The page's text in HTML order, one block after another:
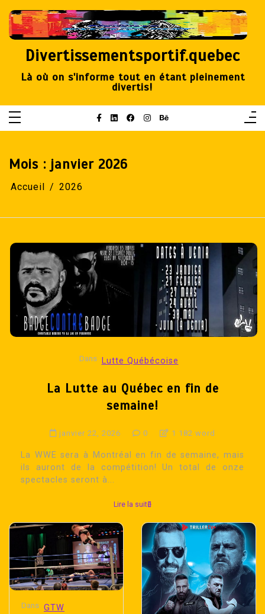
contenu
Divertissementsportif.quebec
Là où on s'informe tout en étant pleinement
divertis!
Mois : janvier 2026
Accueil 2026
Dans Lutte Québécoise
La Lutte au Québec en fin de
semaine!
janvier 22, 2026 0 1 182 word
La WWE sera à Montréal en fin de semaine, mais
ils auront de la compétition! Un total de onze
spectacles seront à...
Lire la suite
Dans GTW